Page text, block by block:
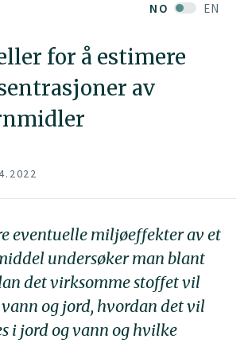
NO EN
for å estimere
av
eventuelle miljøeffekter av et
undersøker man blant
det virksomme stoffet vil
og jord, hvordan det vil
i jord og vann og hvilke